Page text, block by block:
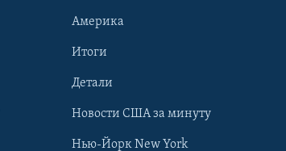
Америка
Итоги
Детали
Новости США за минуту
Нью-Йорк New York